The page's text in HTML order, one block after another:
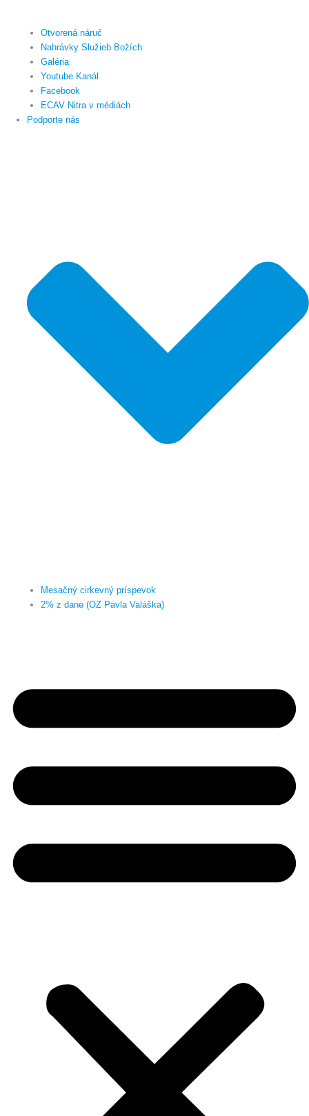
Otvorená náruč
Nahrávky Služieb Božích
Galéria
Youtube Kanál
Facebook
ECAV Nitra v médiách
Podporte nás
Mesačný cirkevný príspevok
2% z dane (OZ Pavla Valáška)